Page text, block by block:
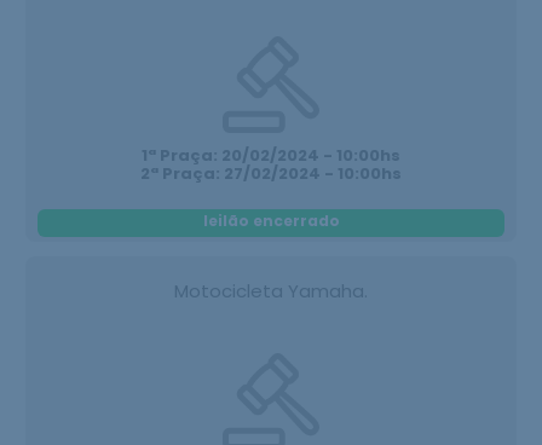
1ª Praça: 20/02/2024 - 10:00hs
2ª Praça: 27/02/2024 - 10:00hs
leilão encerrado
Motocicleta Yamaha.